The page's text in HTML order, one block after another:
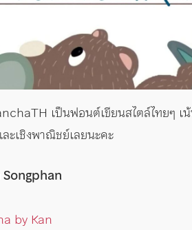
เป็นฟอนต์เขียนสไตล์ไทยๆ เ
ะเชิงพาณิชย์เลยนะคะ
by Kan